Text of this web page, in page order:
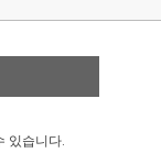
있습니다.